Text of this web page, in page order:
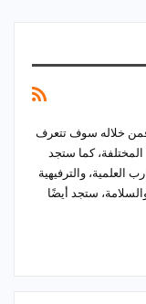
خلاله سوف تتعرف
كما ستجد
العلمية، والترفيهية
ستجد أيضًا